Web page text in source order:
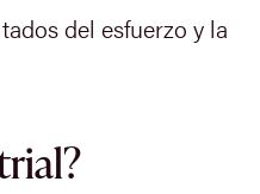
del esfuerzo y la